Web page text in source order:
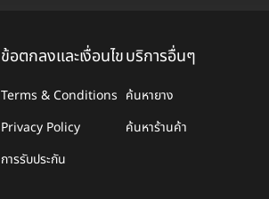
ข้อตกลงและเงื่อนไข
Terms & Conditions
Privacy Policy
การรับประกัน
บริการอื่นๆ
ค้นหายาง
ค้นหาร้านค้า